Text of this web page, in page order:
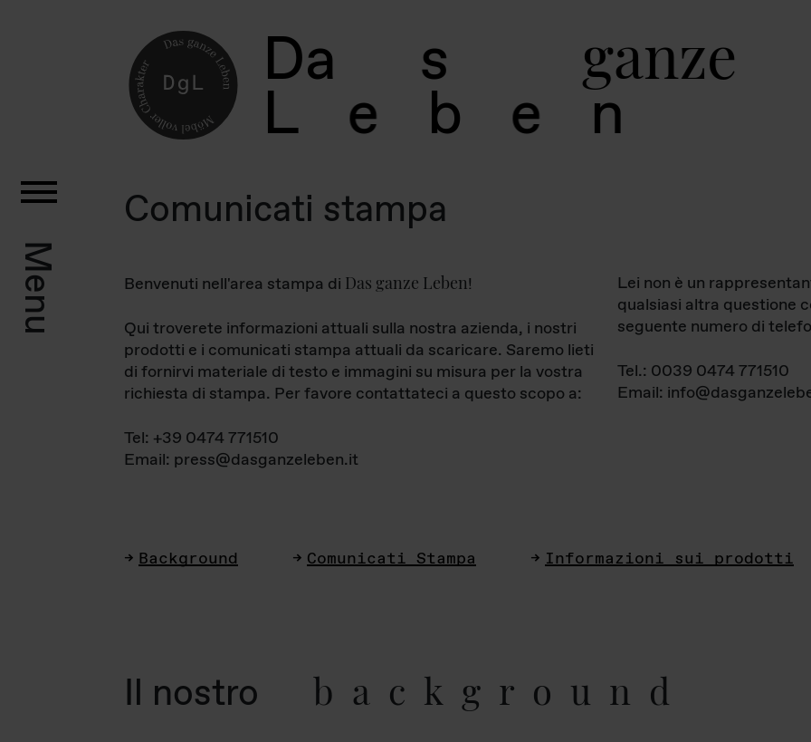
Da s ganz
L e b
Menu
Comunicati stampa
Benvenuti nell'area stampa di Das ganze Leben!
Qui troverete informazioni attuali sulla nostra azienda, i nostri
prodotti e i comunicati stampa attuali da scaricare. Saremo lieti
di fornirvi materiale di testo e immagini su misura per la vostra
richiesta di stampa. Per favore contattateci a questo scopo a:
Tel: +39 0474 771510
Email: press@dasganzeleben.it
Lei non è un
qualsiasi altra questione
seguente numero di
Tel.: 0039 0474 771510
Email:
Background Comunicati Stampa Informazioni sui prodotti
Il nostro background